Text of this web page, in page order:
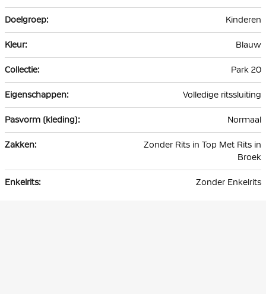
Kinderen
Blauw
Park 20
Volledige ritssluiting
Normaal
Zonder Rits in Top Met Rits in
Broek
Zonder Enkelrits